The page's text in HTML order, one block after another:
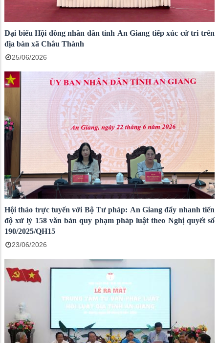
Đại biểu Hội đồng nhân dân tỉnh An Giang tiếp xúc cử tri trên
địa bàn xã Châu Thành
25/06/2026
Hội thảo trực tuyến với Bộ Tư pháp: An Giang đẩy nhanh tiến
độ xử lý 158 văn bản quy phạm pháp luật theo Nghị quyết số
190/2025/QH15
23/06/2026